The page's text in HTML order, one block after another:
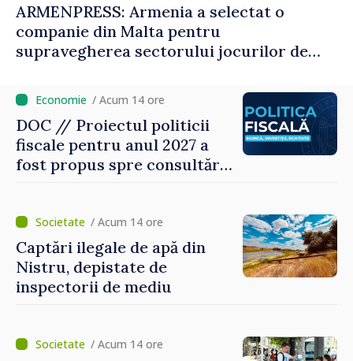
ARMENPRESS: Armenia a selectat o
companie din Malta pentru
supravegherea sectorului jocurilor de
/ Acum 14 ore
DOC // Proiectul politicii
fiscale pentru anul 2027 a
fost propus spre consultări
/ Acum 14 ore
Captări ilegale de apă din
Nistru, depistate de
inspectorii de mediu
/ Acum 14 ore